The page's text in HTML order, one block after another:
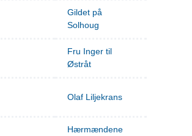
Gildet på
Solhoug
Fru Inger til
Østråt
Olaf Liljekrans
Hærmændene